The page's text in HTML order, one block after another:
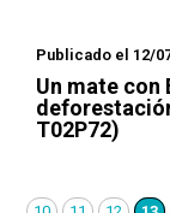
Publicado el 12/
Un mate con
T02P72)